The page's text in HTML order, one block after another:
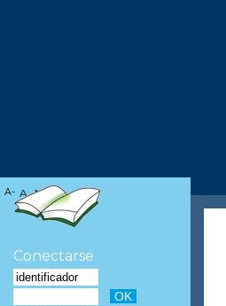
A- A A+
Conectarse